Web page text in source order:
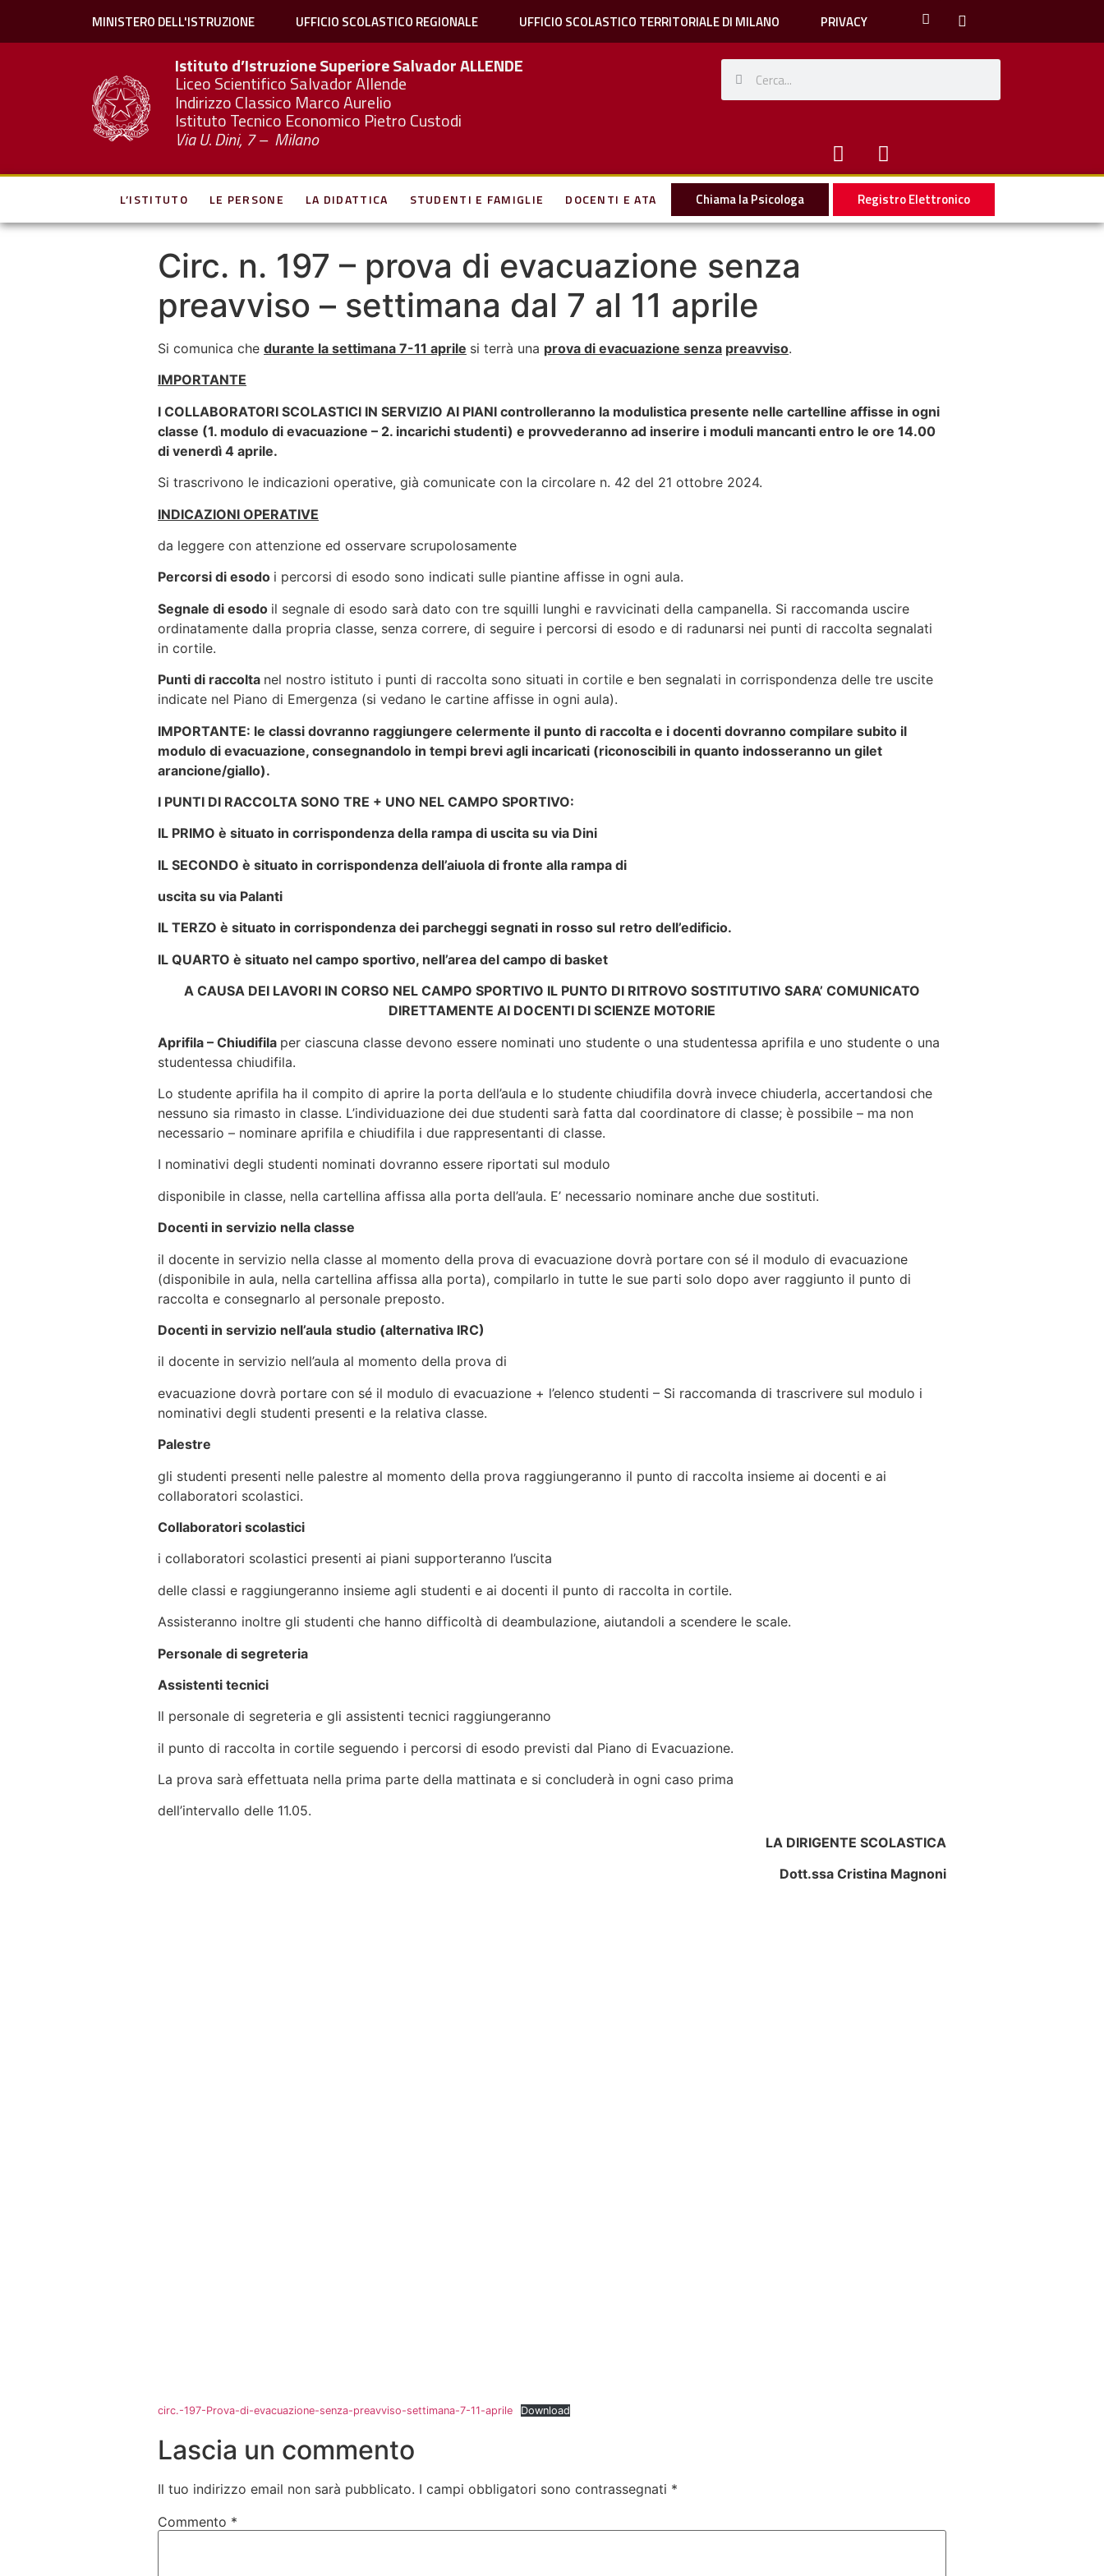
MINISTERO DELL'ISTRUZIONE UFFICIO SCOLASTICO REGIONALE UFFICIO SCOLASTICO TERRITORIALE DI MILANO PRIVACY
Istituto d’Istruzione Superiore SalvadorALLENDE
Liceo Scientifico Salvador Allende
Indirizzo Classico Marco Aurelio
Istituto Tecnico Economico Pietro Custodi
Via U. Dini, 7 – Milano
L’ISTITUTO LE PERSONE LA DIDATTICA STUDENTI E FAMIGLIE DOCENTI E ATA Chiama la Psicologa Registro Elettronico
Circ. n. 197 – prova di evacuazione senza
preavviso – settimana dal 7 al 11 aprile
Si comunica che durante la settimana 7-11 aprile si terrà una prova di evacuazione senza preavviso.
IMPORTANTE
I COLLABORATORI SCOLASTICI IN SERVIZIO AI PIANI controlleranno la modulistica presente nelle cartelline affisse in ogni
classe (1. modulo di evacuazione – 2. incarichi studenti) e provvederanno ad inserire i moduli mancanti entro le ore 14.00
di venerdì 4 aprile.
Si trascrivono le indicazioni operative, già comunicate con la circolare n. 42 del 21 ottobre 2024.
INDICAZIONI OPERATIVE
da leggere con attenzione ed osservare scrupolosamente
Percorsi di esodo i percorsi di esodo sono indicati sulle piantine affisse in ogni aula.
Segnale di esodo il segnale di esodo sarà dato con tre squilli lunghi e ravvicinati della campanella. Si raccomanda uscire
ordinatamente dalla propria classe, senza correre, di seguire i percorsi di esodo e di radunarsi nei punti di raccolta segnalati
in cortile.
Punti di raccolta nel nostro istituto i punti di raccolta sono situati in cortile e ben segnalati in corrispondenza delle tre uscite
indicate nel Piano di Emergenza (si vedano le cartine affisse in ogni aula).
IMPORTANTE: le classi dovranno raggiungere celermente il punto di raccolta e i docenti dovranno compilare subito il
modulo di evacuazione, consegnandolo in tempi brevi agli incaricati (riconoscibili in quanto indosseranno un gilet
arancione/giallo).
I PUNTI DI RACCOLTA SONO TRE + UNO NEL CAMPO SPORTIVO:
IL PRIMO è situato in corrispondenza della rampa di uscita su via Dini
IL SECONDO è situato in corrispondenza dell’aiuola di fronte alla rampa di
uscita su via Palanti
IL TERZO è situato in corrispondenza dei parcheggi segnati in rosso sul retro dell’edificio.
IL QUARTO è situato nel campo sportivo, nell’area del campo di basket
A CAUSA DEI LAVORI IN CORSO NEL CAMPO SPORTIVO IL PUNTO DI RITROVO SOSTITUTIVO SARA’ COMUNICATO
DIRETTAMENTE AI DOCENTI DI SCIENZE MOTORIE
Aprifila – Chiudifila per ciascuna classe devono essere nominati uno studente o una studentessa aprifila e uno studente o una
studentessa chiudifila.
Lo studente aprifila ha il compito di aprire la porta dell’aula e lo studente chiudifila dovrà invece chiuderla, accertandosi che
nessuno sia rimasto in classe. L’individuazione dei due studenti sarà fatta dal coordinatore di classe; è possibile – ma non
necessario – nominare aprifila e chiudifila i due rappresentanti di classe.
I nominativi degli studenti nominati dovranno essere riportati sul modulo
disponibile in classe, nella cartellina affissa alla porta dell’aula. E’ necessario nominare anche due sostituti.
Docenti in servizio nella classe
il docente in servizio nella classe al momento della prova di evacuazione dovrà portare con sé il modulo di evacuazione
(disponibile in aula, nella cartellina affissa alla porta), compilarlo in tutte le sue parti solo dopo aver raggiunto il punto di
raccolta e consegnarlo al personale preposto.
Docenti in servizio nell’aula studio (alternativa IRC)
il docente in servizio nell’aula al momento della prova di
evacuazione dovrà portare con sé il modulo di evacuazione + l’elenco studenti – Si raccomanda di trascrivere sul modulo i
nominativi degli studenti presenti e la relativa classe.
Palestre
gli studenti presenti nelle palestre al momento della prova raggiungeranno il punto di raccolta insieme ai docenti e ai
collaboratori scolastici.
Collaboratori scolastici
i collaboratori scolastici presenti ai piani supporteranno l’uscita
delle classi e raggiungeranno insieme agli studenti e ai docenti il punto di raccolta in cortile.
Assisteranno inoltre gli studenti che hanno difficoltà di deambulazione, aiutandoli a scendere le scale.
Personale di segreteria
Assistenti tecnici
Il personale di segreteria e gli assistenti tecnici raggiungeranno
il punto di raccolta in cortile seguendo i percorsi di esodo previsti dal Piano di Evacuazione.
La prova sarà effettuata nella prima parte della mattinata e si concluderà in ogni caso prima
dell’intervallo delle 11.05.
LA DIRIGENTE SCOLASTICA
Dott.ssa Cristina Magnoni
circ.-197-Prova-di-evacuazione-senza-preavviso-settimana-7-11-aprile Download
Lascia un commento
Il tuo indirizzo email non sarà pubblicato. I campi obbligatori sono contrassegnati *
Commento *